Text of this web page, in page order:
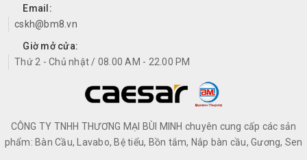
Email:
cskh@bm8.vn
Giờ mở cửa:
Thứ 2 - Chủ nhật / 08.00 AM - 22.00 PM
CÔNG TY TNHH THƯƠNG MẠI BÙI MINH chuyên cung cấp các sản
phẩm: Bàn Cầu, Lavabo, Bệ tiểu, Bồn tắm, Nắp bàn cầu, Gương, Sen